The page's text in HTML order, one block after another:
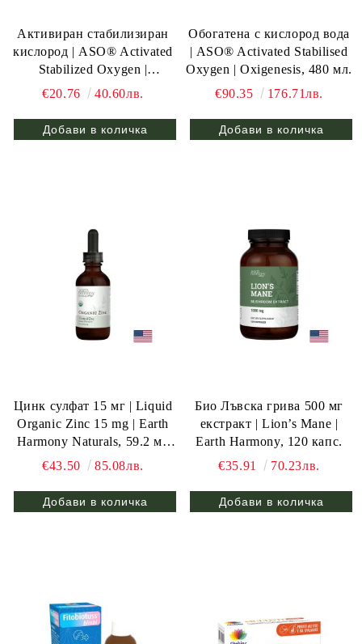
Активиран стабилизиран
кислород | ASO® Activated
Stabilized Oxygen |
Oxigenesis, 60 мл.
€20.76 40.60лв.
Обогатена с кислород вода
| ASO® Activated Stabilised
Oxygen | Oxigenesis, 480 мл.
€90.35
176.71лв.
Цинк сулфат 15 мг | Liquid
Organic Zinc 15 mg | Earth
Harmony Naturals, 59.2 мл
капки
€43.50 85.08лв.
Био Лъвска грива 500 мг
екстракт | Lion’s Mane |
Earth Harmony, 120 капс.
€35.91
70.23лв.